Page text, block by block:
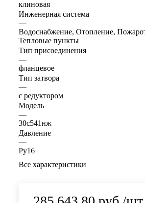
клиновая
Инженерная система
—
Водоснабжение, Отопление,
Тепловые пункты
Тип присоединения
—
фланцевое
Тип затвора
—
с редуктором
Модель
—
30с541нж
Давление
—
Ру16
Все характеристики